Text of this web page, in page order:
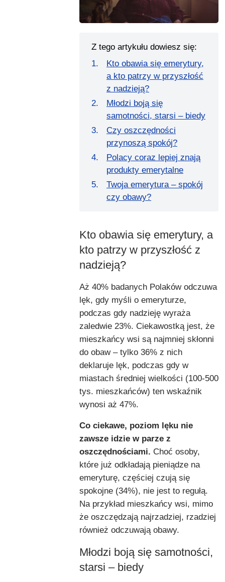
Z tego artykułu dowiesz się:
Kto obawia się emerytury,
a kto patrzy w przyszłość
z nadzieją?
Młodzi boją się
samotności, starsi – biedy
Czy oszczędności
przynoszą spokój?
Polacy coraz lepiej znają
produkty emerytalne
Twoja emerytura – spokój
czy obawy?
Kto obawia się emerytury, a
kto patrzy w przyszłość z
nadzieją?
Aż 40% badanych Polaków odczuwa
lęk, gdy myśli o emeryturze,
podczas gdy nadzieję wyraża
zaledwie 23%. Ciekawostką jest, że
mieszkańcy wsi są najmniej skłonni
do obaw – tylko 36% z nich
deklaruje lęk, podczas gdy w
miastach średniej wielkości (100-500
tys. mieszkańców) ten wskaźnik
wynosi aż 47%.
Co ciekawe, poziom lęku nie
zawsze idzie w parze z
oszczędnościami. Choć osoby,
które już odkładają pieniądze na
emeryturę, częściej czują się
spokojne (34%), nie jest to regułą.
Na przykład mieszkańcy wsi, mimo
że oszczędzają najrzadziej, rzadziej
również odczuwają obawy.
Młodzi boją się samotności,
starsi – biedy